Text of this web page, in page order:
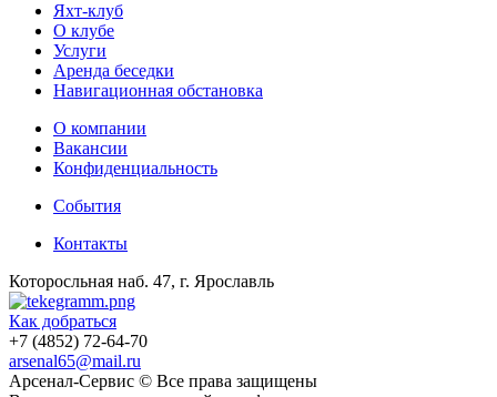
Яхт-клуб
О клубе
Услуги
Аренда беседки
Навигационная обстановка
О компании
Вакансии
Конфиденциальность
События
Контакты
Которосльная наб. 47, г. Ярославль
Как добраться
+7 (4852) 72-64-70
arsenal65@mail.ru
Aрсенал-Сервис © Все права защищены